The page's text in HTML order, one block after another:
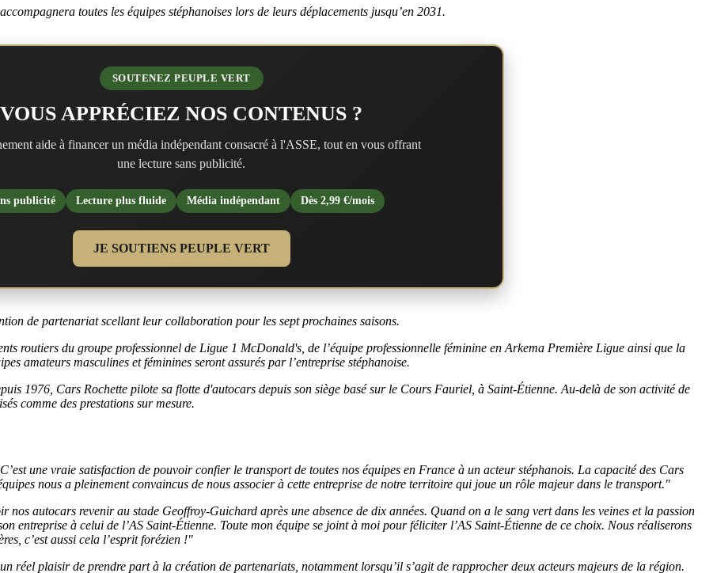
toutes les équipes stéphanoises lors de leurs déplacements jusqu’en 2031.
SOUTENEZ PEUPLE VERT
VOUS APPRÉCIEZ NOS CONTENUS ?
aide à financer un média indépendant consacré à l'ASSE, tout en vous offrant
une lecture sans publicité.
publicité Lecture plus fluide Média indépendant Dès 2,99 €/mois
JE SOUTIENS PEUPLE VERT
de partenariat scellant leur collaboration pour les sept prochaines saisons.
routiers du groupe professionnel de Ligue 1 McDonald's, de l’équipe professionnelle féminine en Arkema Première Ligue ainsi que la
amateurs masculines et féminines seront assurés par l’entreprise stéphanoise.
1976, Cars Rochette pilote sa flotte d'autocars depuis son siège basé sur le Cours Fauriel, à Saint-Étienne. Au-delà de son activité de
comme des prestations sur mesure.
une vraie satisfaction de pouvoir confier le transport de toutes nos équipes en France à un acteur stéphanois. La capacité des Cars
nous a pleinement convaincus de nous associer à cette entreprise de notre territoire qui joue un rôle majeur dans le transport."
autocars revenir au stade Geoffroy-Guichard après une absence de dix années. Quand on a le sang vert dans les veines et la passion
entreprise à celui de l’AS Saint-Étienne. Toute mon équipe se joint à moi pour féliciter l’AS Saint-Étienne de ce choix. Nous réaliserons
c’est aussi cela l’esprit forézien !"
réel plaisir de prendre part à la création de partenariats, notamment lorsqu’il s’agit de rapprocher deux acteurs majeurs de la région.